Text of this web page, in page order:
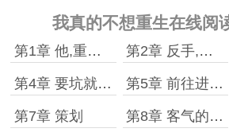
我真的不想重生在线阅
第1章 他,重生了 第2章 反手,就是一巴掌
第4章 要坑就坑一块地 第5章 前往进货商
第7章 策划 第8章 客气的张老板